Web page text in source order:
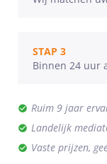
STAP 3
Binnen 24 uur
Ruim 9 jaar
Landelijk
Vaste prijzen,